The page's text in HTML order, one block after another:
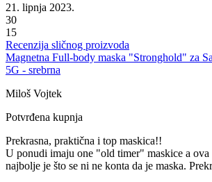
21. lipnja 2023.
30
15
Recenzija sličnog proizvoda
Magnetna Full-body maska "Stronghold" za
5G - srebrna
Miloš Vojtek
Potvrđena kupnja
Prekrasna, praktična i top maskica!!
U ponudi imaju one "old timer" maskice a ova
najbolje je što se ni ne konta da je maska.